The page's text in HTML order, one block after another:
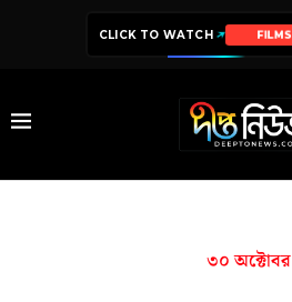
CLICK TO WATCH FILMS
৩০ অক্টোবর